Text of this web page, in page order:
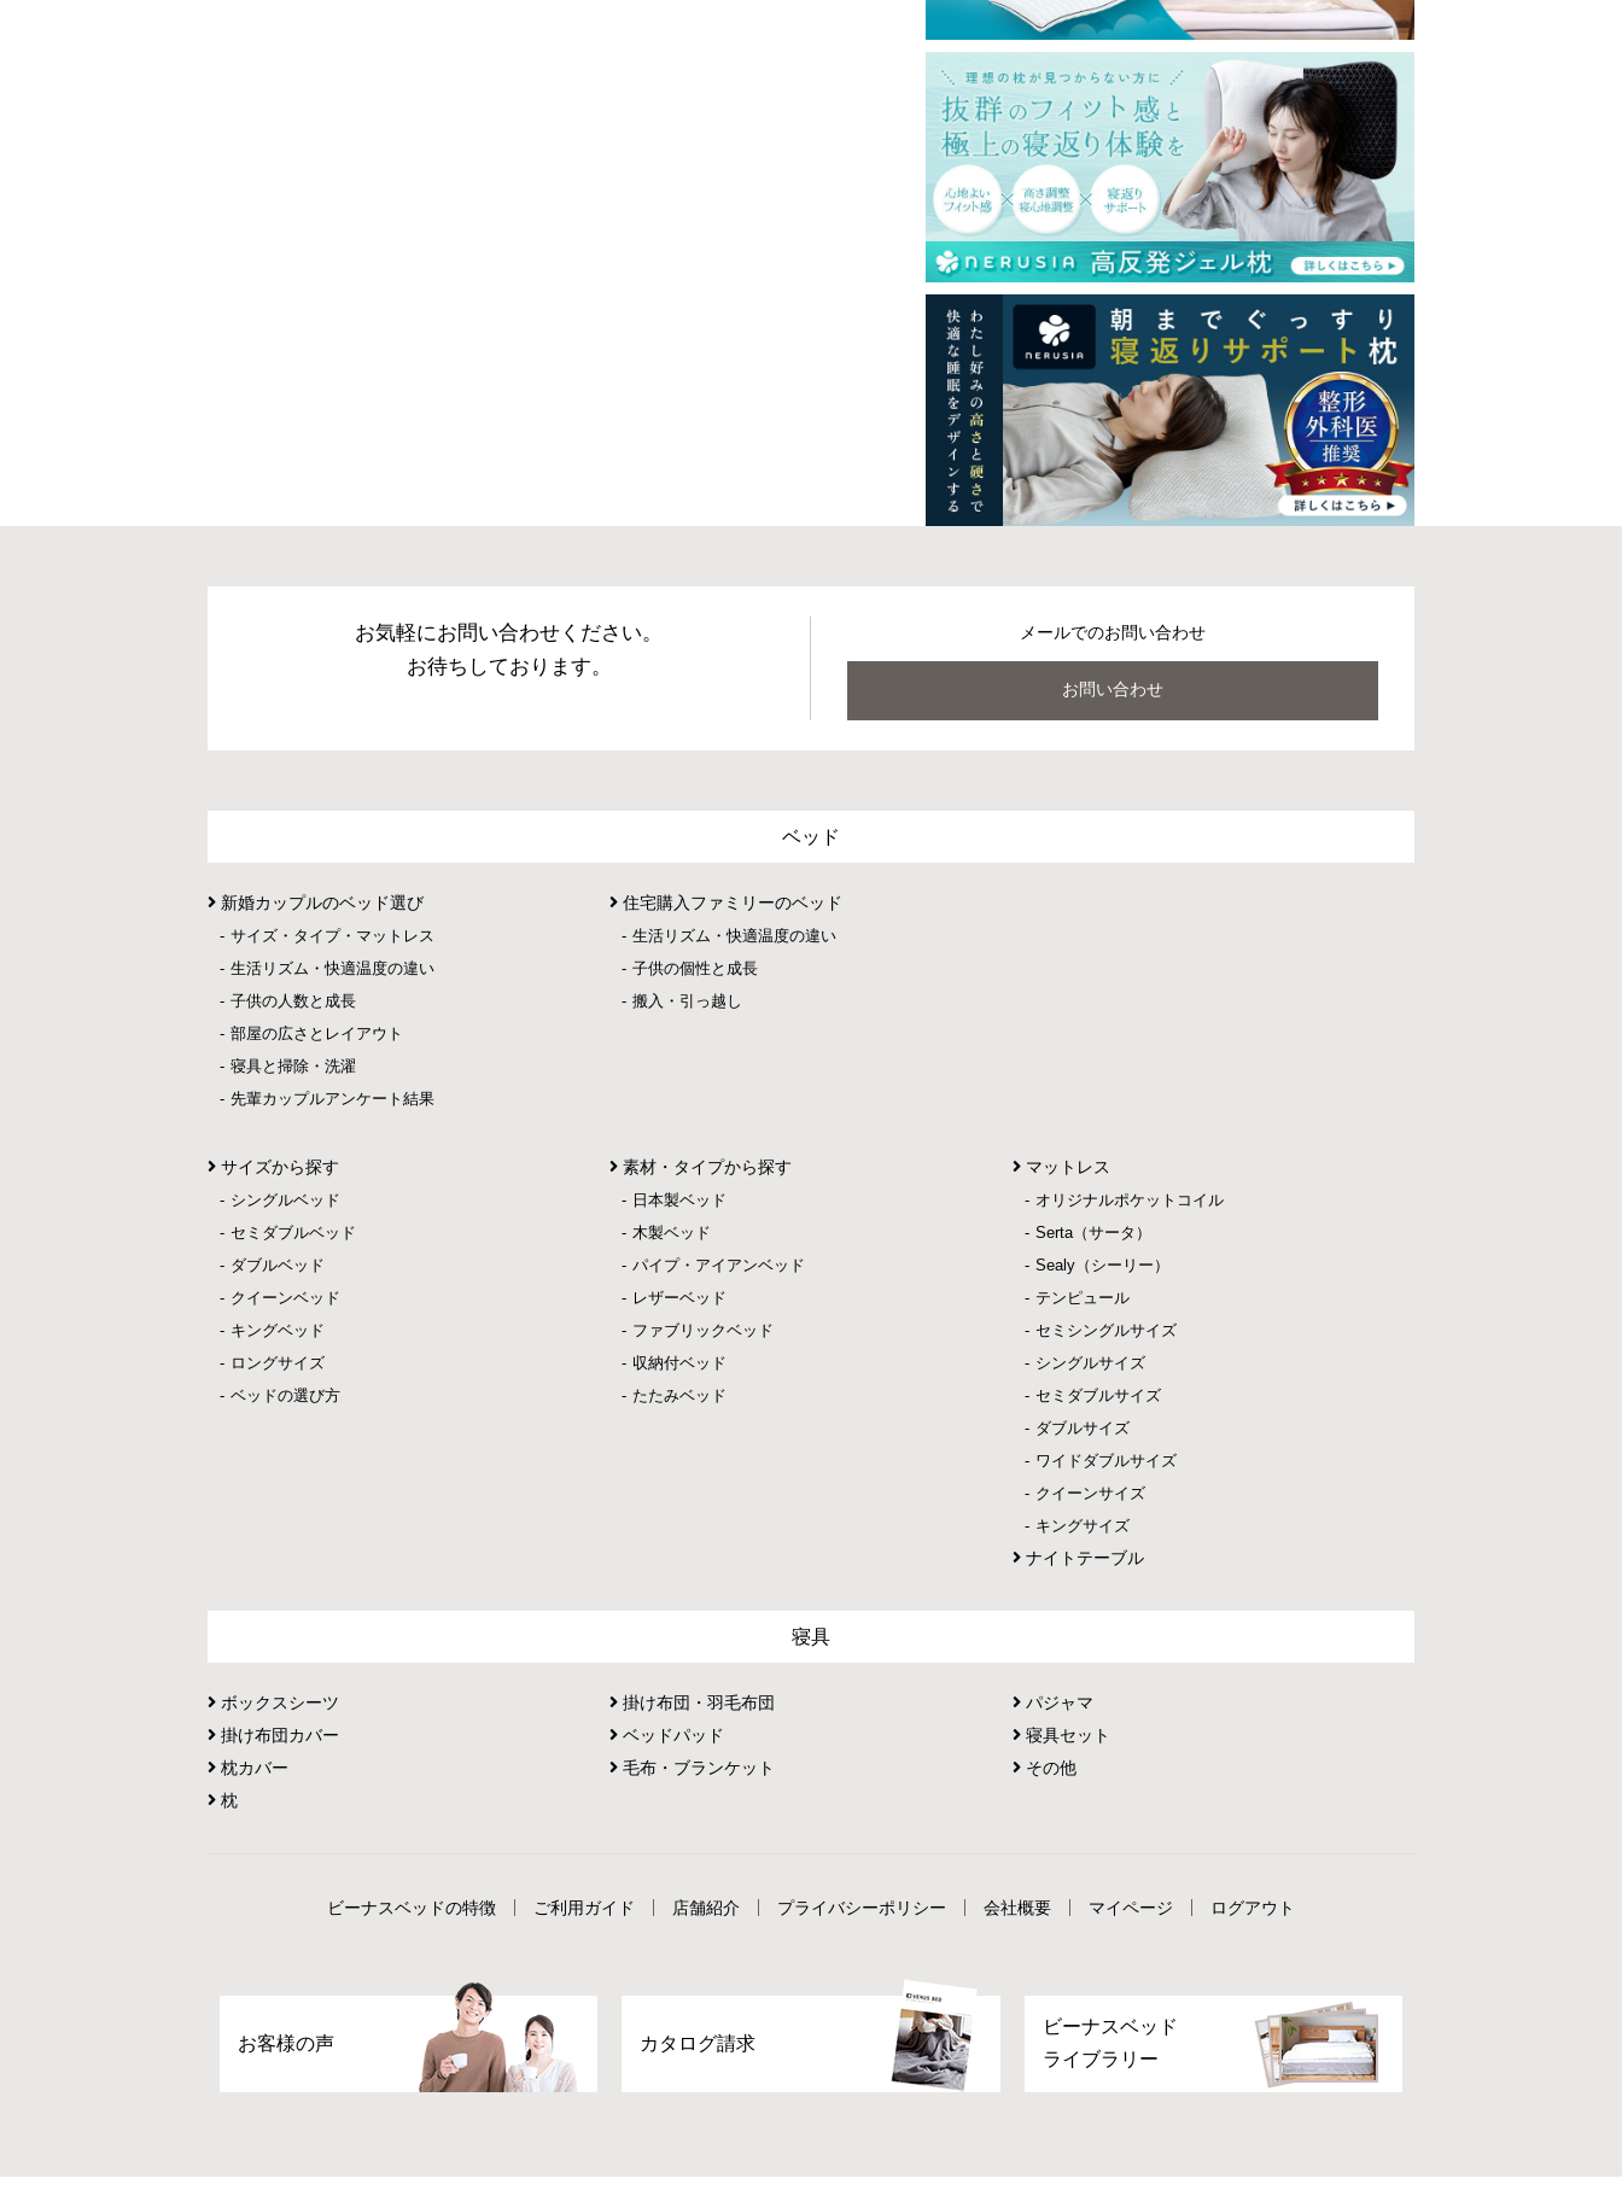
お気軽にお問い合わせください。
お待ちしております。
メールでのお問い合わせ
お問い合わせ
ベッド
新婚カップルのベッド選び
サイズ・タイプ・マットレス
生活リズム・快適温度の違い
子供の人数と成長
部屋の広さとレイアウト
寝具と掃除・洗濯
先輩カップルアンケート結果
住宅購入ファミリーのベッド
生活リズム・快適温度の違い
子供の個性と成長
搬入・引っ越し
サイズから探す
シングルベッド
セミダブルベッド
ダブルベッド
クイーンベッド
キングベッド
ロングサイズ
ベッドの選び方
素材・タイプから探す
日本製ベッド
木製ベッド
パイプ・アイアンベッド
レザーベッド
ファブリックベッド
収納付ベッド
たたみベッド
マットレス
オリジナルポケットコイル
Serta（サータ）
Sealy（シーリー）
テンピュール
セミシングルサイズ
シングルサイズ
セミダブルサイズ
ダブルサイズ
ワイドダブルサイズ
クイーンサイズ
キングサイズ
ナイトテーブル
寝具
ボックスシーツ
掛け布団カバー
枕カバー
枕
掛け布団・羽毛布団
ベッドパッド
毛布・ブランケット
パジャマ
寝具セット
その他
ビーナスベッドの特徴 ご利用ガイド 店舗紹介 プライバシーポリシー 会社概要 マイページ ログアウト
お客様の声 カタログ請求
ビーナスベッド
ライブラリー